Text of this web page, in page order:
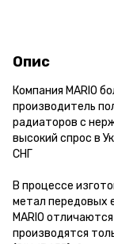
Опис
Компания MARIO
производитель
радиаторов с
высокий спрос в
СНГ
В процессе
метал передовых
MARIO
производятся